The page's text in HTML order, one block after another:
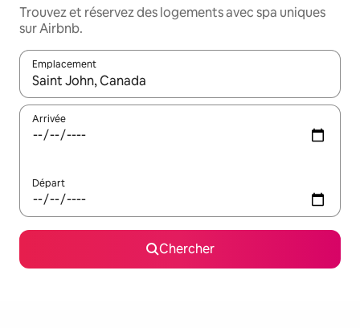
Trouvez et réservez des logements avec spa uniques
sur Airbnb.
Emplacement
Quand les résultats sont affichés, parcourez-les en utilisant
Arrivée
Départ
Chercher